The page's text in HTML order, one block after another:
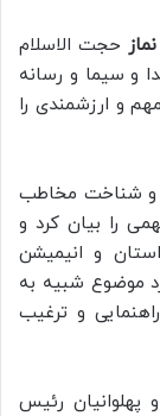
حجت الاسلام
و سیما و رسانه
و ارزشمندی را
و شناخت مخاطب
را بیان کرد و
و انیمیشن
موضوع شبیه به
و ترغیب
پهلوانیان رئیس